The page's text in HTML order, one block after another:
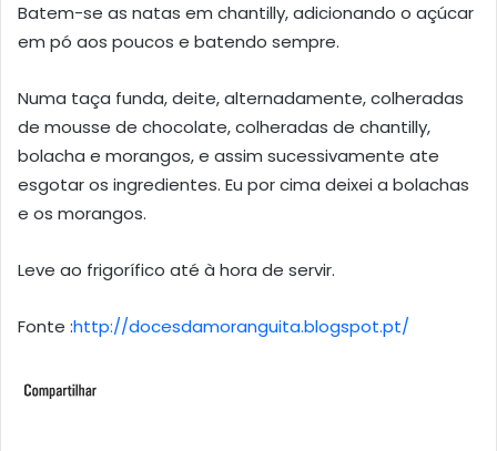
Batem-se as natas em chantilly, adicionando o açúcar
em pó aos poucos e batendo sempre.
Numa taça funda, deite, alternadamente, colheradas
de mousse de chocolate, colheradas de chantilly,
bolacha e morangos, e assim sucessivamente ate
esgotar os ingredientes. Eu por cima deixei a bolachas
e os morangos.
Leve ao frigorífico até à hora de servir.
Fonte :http://docesdamoranguita.blogspot.pt/